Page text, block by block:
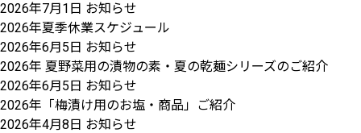
2026年7月1日 お知らせ
2026年夏季休業スケジュール
2026年6月5日 お知らせ
2026年 夏野菜用の漬物の素・夏の乾麺シリーズのご紹介
2026年6月5日 お知らせ
2026年「梅漬け用のお塩・商品」ご紹介
2026年4月8日 お知らせ